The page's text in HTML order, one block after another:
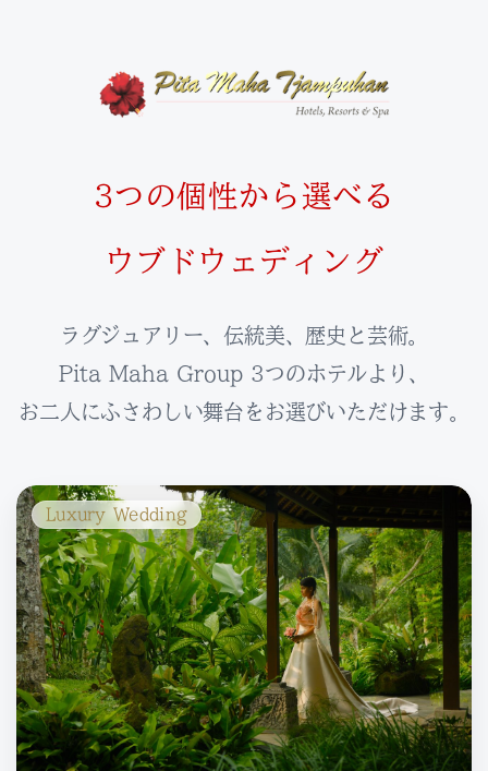
3つの個性から選べる
ウブドウェディング
ラグジュアリー、伝統美、歴史と芸術。
Pita Maha Group 3つのホテルより、
お二人にふさわしい舞台をお選びいただけます。
Luxury Wedding